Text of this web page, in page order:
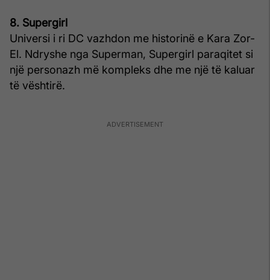
8. Supergirl
Universi i ri DC vazhdon me historinë e Kara Zor-
El. Ndryshe nga Superman, Supergirl paraqitet si
një personazh më kompleks dhe me një të kaluar
të vështirë.